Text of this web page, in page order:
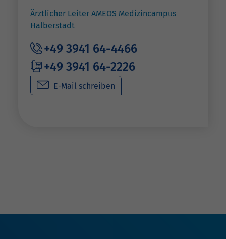
Ärztlicher Leiter AMEOS Medizincampus
Halberstadt
+49 3941 64-4466
+49 3941 64-2226
E-Mail schreiben